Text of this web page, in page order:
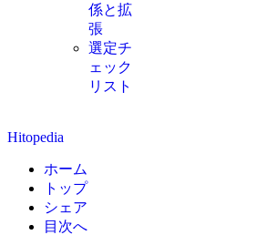
係と拡
張
選定チ
ェック
リスト
Hitopedia
ホーム
トップ
シェア
目次へ